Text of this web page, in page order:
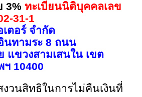
3% ทะเบียนนิติบุคคลเลข
31-1
ตอร์ จำกัด
ทามระ 8 ถนน
แขวงสามเสนใน เขต
ฯ 10400
วนสิทธิในการไม่คืนเงินที่